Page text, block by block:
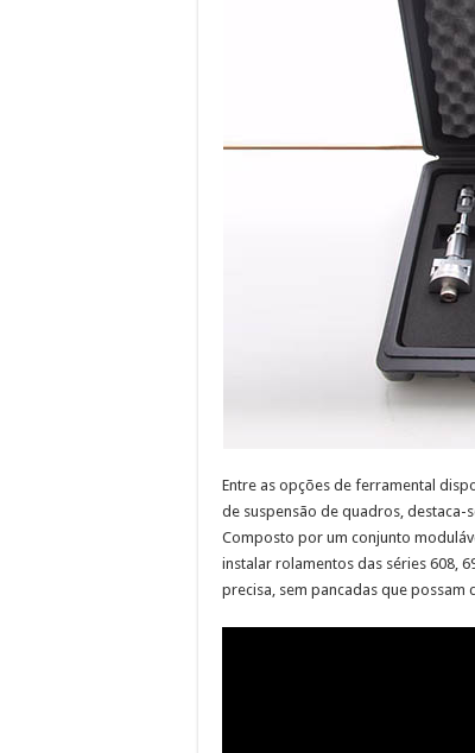
Entre as opções de ferramental
de suspensão de quadros, destaca-
Composto por um conjunto
instalar rolamentos das séries 608,
precisa, sem pancadas que